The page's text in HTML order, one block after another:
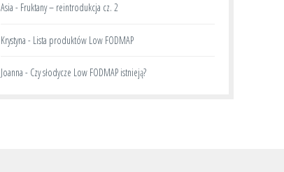
Asia - Fruktany – reintrodukcja cz. 2
Krystyna - Lista produktów Low FODMAP
Joanna - Czy słodycze Low FODMAP istnieją?